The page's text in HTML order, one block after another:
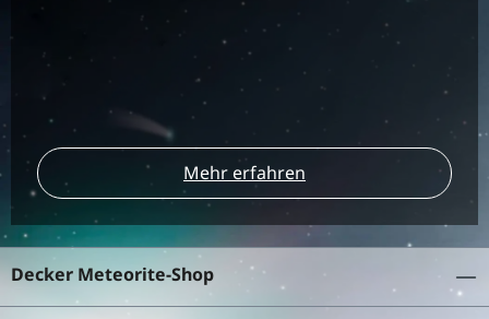
Mehr erfahren
Decker Meteorite-Shop